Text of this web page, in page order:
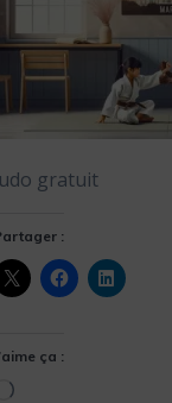
gratuit
:
ça :
Chargement…